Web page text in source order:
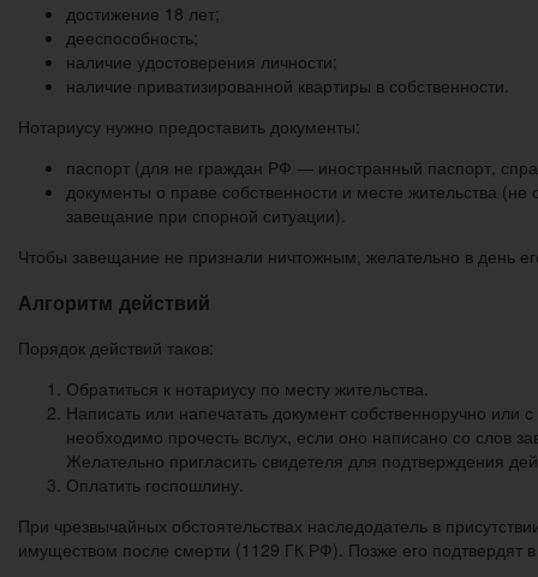
достижение 18 лет;
дееспособность;
наличие удостоверения личности;
наличие приватизированной квартиры в собственности.
Нотариусу нужно предоставить документы:
паспорт (для не граждан РФ — иностранный паспорт,
документы о праве собственности и месте жительства
завещание при спорной ситуации).
Чтобы завещание не признали ничтожным, желательно в день
Алгоритм действий
Порядок действий таков:
Обратиться к нотариусу по месту жительства.
Написать или напечатать документ собственноручно
необходимо прочесть вслух, если оно написано со слов
Желательно пригласить свидетеля для подтверждения
Оплатить госпошлину.
При чрезвычайных обстоятельствах наследодатель в
имуществом после смерти (1129 ГК РФ). Позже его подтвердят